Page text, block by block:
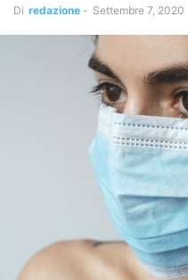
Di redazione - Settembre 7, 2020